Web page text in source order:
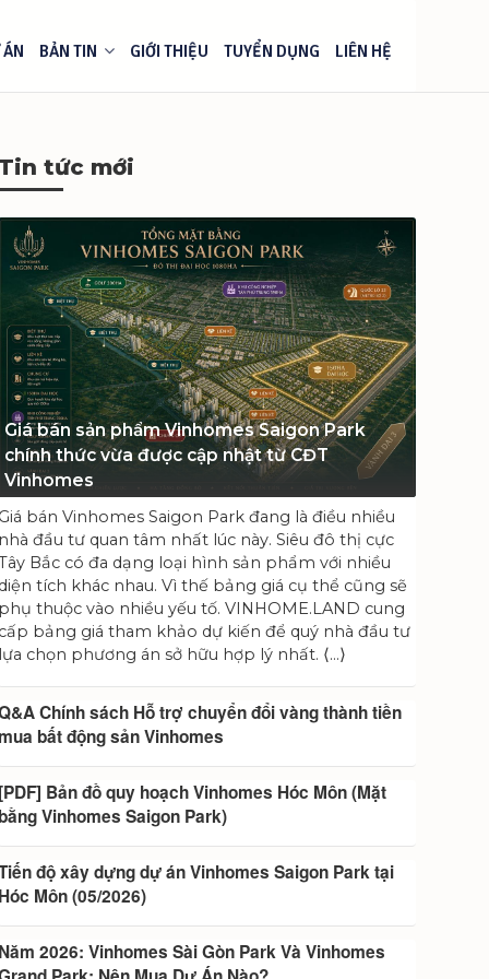
ÁN BẢN TIN GIỚI THIỆU TUYỂN DỤNG LIÊN HỆ
Tin tức mới
Giá bán sản phẩm Vinhomes Saigon Park
chính thức vừa được cập nhật từ CĐT
Vinhomes
Giá bán Vinhomes Saigon Park đang là điều nhiều
nhà đầu tư quan tâm nhất lúc này. Siêu đô thị cực
Bắc có đa dạng loại hình sản phẩm với nhiều
diện tích khác nhau. Vì thế bảng giá cụ thể cũng sẽ
phụ thuộc vào nhiều yếu tố. VINHOME.LAND cung
cấp bảng giá tham khảo dự kiến để quý nhà đầu tư
lựa chọn phương án sở hữu hợp lý nhất. ⟨…⟩
Chính sách Hỗ trợ chuyển đổi vàng thành tiền
mua bất động sản Vinhomes
[PDF] Bản đồ quy hoạch Vinhomes Hóc Môn (Mặt
bằng Vinhomes Saigon Park)
độ xây dựng dự án Vinhomes Saigon Park tại
Hóc Môn (05/2026)
Năm 2026: Vinhomes Sài Gòn Park Và Vinhomes